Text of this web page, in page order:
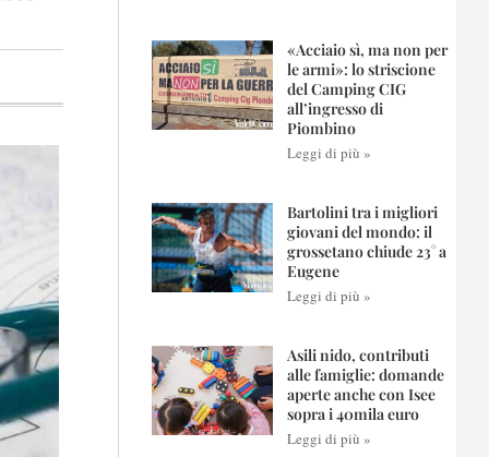
«Acciaio sì, ma non per
le armi»: lo striscione
del Camping CIG
all’ingresso di
Piombino
Leggi di più »
Bartolini tra i migliori
giovani del mondo: il
grossetano chiude 23° a
Eugene
Leggi di più »
Asili nido, contributi
alle famiglie: domande
aperte anche con Isee
sopra i 40mila euro
Leggi di più »